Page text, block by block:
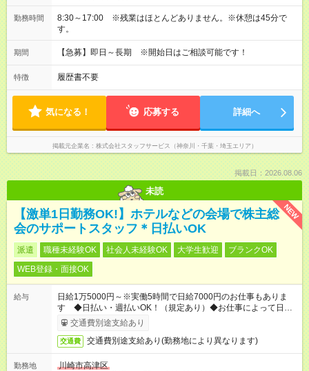
勤務時間
8:30～17:00 ※残業はほとんどありません。※休憩は45分で
す。
期間 【急募】即日～長期 ※開始日はご相談可能です！
特徴 履歴書不要
気になる！ 応募する 詳細へ
掲載元企業名 株式会社スタッフサービス（神奈川・千葉・埼玉エリア）
掲載日：2026.08.06
未読
NEW
【激単1日勤務OK!】ホテルなどの会場で株主総
会のサポートスタッフ＊日払いOK
派遣 職種未経験OK 社会人未経験OK 大学生歓迎
ブランクOK
WEB登録・面接OK
給与
日給1万5000円～※実働5時間で日給7000円のお仕事もありま
す ◆日払い・週払いOK！（規定あり）◆お仕事によって日給も
異なります
交通費別途支給あり
交通費 交通費別途支給あり(勤務地により異なります)
勤務地
川崎市高津区